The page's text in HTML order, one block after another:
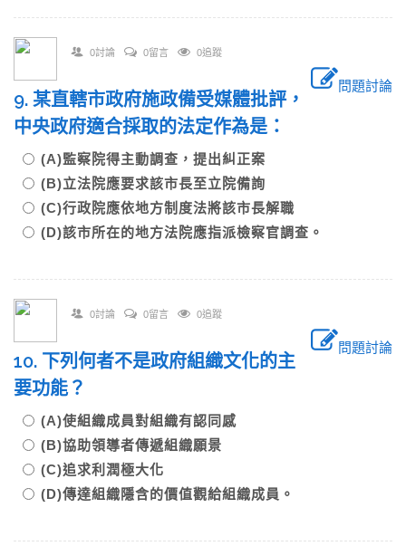
0討論 0留言 0追蹤
問題討論
9. 某直轄市政府施政備受媒體批評，
中央政府適合採取的法定作為是：
(A)監察院得主動調查，提出糾正案
(B)立法院應要求該市長至立院備詢
(C)行政院應依地方制度法將該市長解職
(D)該市所在的地方法院應指派檢察官調查。
0討論 0留言 0追蹤
問題討論
10. 下列何者不是政府組織文化的主
要功能？
(A)使組織成員對組織有認同感
(B)協助領導者傳遞組織願景
(C)追求利潤極大化
(D)傳達組織隱含的價值觀給組織成員。